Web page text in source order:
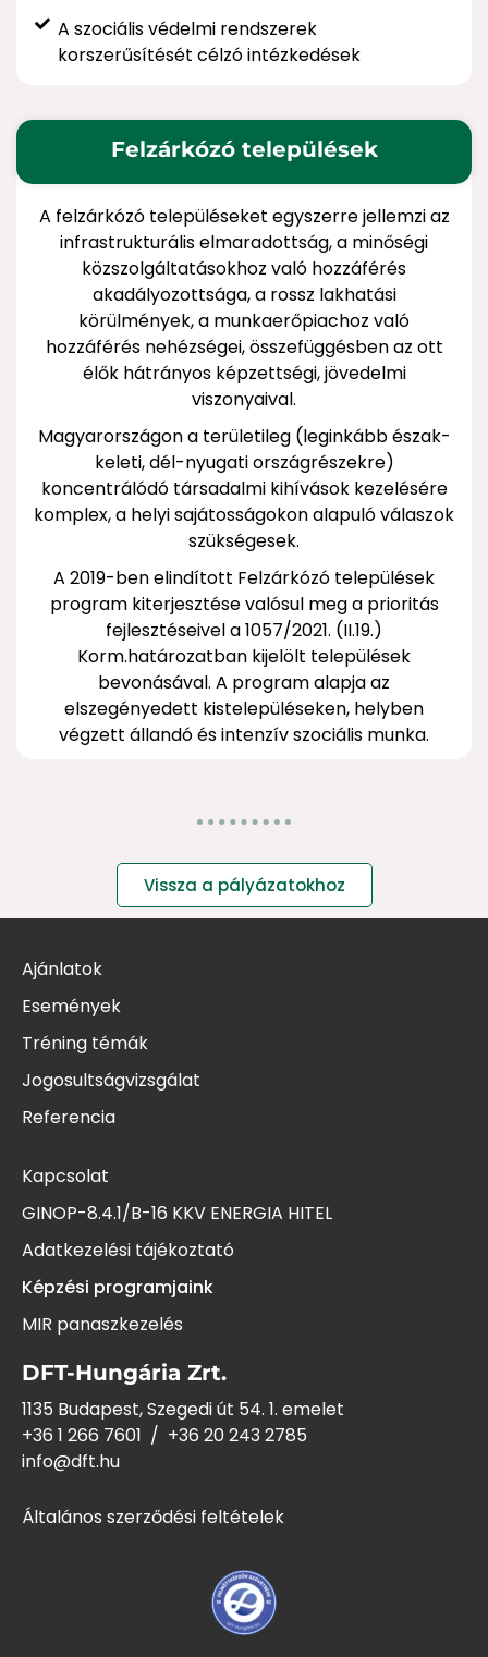
A szociális védelmi rendszerek
korszerűsítését célzó intézkedések
Felzárkózó települések
A felzárkózó településeket egyszerre jellemzi az
infrastrukturális elmaradottság, a minőségi
közszolgáltatásokhoz való hozzáférés
akadályozottsága, a rossz lakhatási
körülmények, a munkaerőpiachoz való
hozzáférés nehézségei, összefüggésben az ott
élők hátrányos képzettségi, jövedelmi
viszonyaival.
Magyarországon a területileg (leginkább észak-
keleti, dél-nyugati országrészekre)
koncentrálódó társadalmi kihívások kezelésére
komplex, a helyi sajátosságokon alapuló válaszok
szükségesek.
A 2019-ben elindított Felzárkózó települések
program kiterjesztése valósul meg a prioritás
fejlesztéseivel a 1057/2021. (II.19.)
Korm.határozatban kijelölt települések
bevonásával. A program alapja az
elszegényedett kistelepüléseken, helyben
végzett állandó és intenzív szociális munka.
Vissza a pályázatokhoz
Ajánlatok
Események
Tréning témák
Jogosultságvizsgálat
Referencia
Kapcsolat
GINOP-8.4.1/B-16 KKV ENERGIA HITEL
Adatkezelési tájékoztató
Képzési programjaink
MIR panaszkezelés
DFT-Hungária Zrt.
1135 Budapest, Szegedi út 54. 1. emelet
+36 1 266 7601 / +36 20 243 2785
info@dft.hu
Általános szerződési feltételek